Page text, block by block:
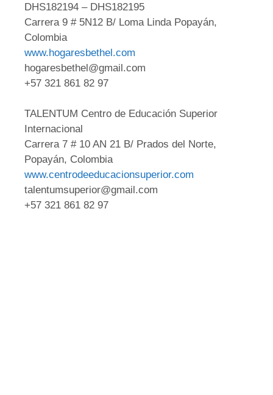
DHS182194 – DHS182195
Carrera 9 # 5N12 B/ Loma Linda Popayán,
Colombia
www.hogaresbethel.com
hogaresbethel@gmail.com
+57 321 861 82 97
TALENTUM Centro de Educación Superior
Internacional
Carrera 7 # 10 AN 21 B/ Prados del Norte,
Popayán, Colombia
www.centrodeeducacionsuperior.com
talentumsuperior@gmail.com
+57 321 861 82 97